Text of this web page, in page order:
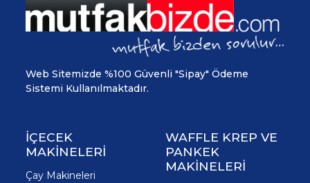
Web Sitemizde %100 Güvenli "Sipay" Ödeme
Sistemi Kullanılmaktadır.
İÇECEK
MAKİNELERİ
Çay Makineleri
WAFFLE KREP VE
PANKEK
MAKİNELERİ